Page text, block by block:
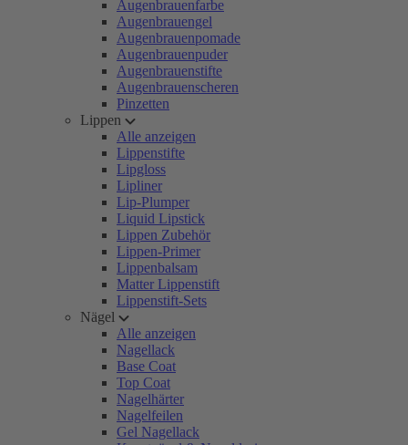
Augenbrauenfarbe
Augenbrauengel
Augenbrauenpomade
Augenbrauenpuder
Augenbrauenstifte
Augenbrauenscheren
Pinzetten
Lippen
Alle anzeigen
Lippenstifte
Lipgloss
Lipliner
Lip-Plumper
Liquid Lipstick
Lippen Zubehör
Lippen-Primer
Lippenbalsam
Matter Lippenstift
Lippenstift-Sets
Nägel
Alle anzeigen
Nagellack
Base Coat
Top Coat
Nagelhärter
Nagelfeilen
Gel Nagellack